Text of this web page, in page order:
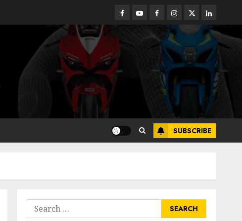
Facebook
YoutubeFacebookInstagram
Twitterlinkedin
SUBSCRIBE
Search
for: